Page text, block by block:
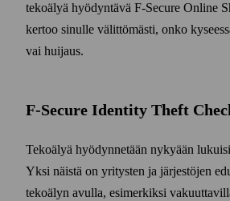
teko­älyä hyödyntävä F‑Secure Online
kertoo sinulle välittömästi, onko
vai huijaus.
F-Secure Identity Theft
Tekoälyä hyödynnetään nykyään
Yksi näistä on yritysten ja järjestöjen
teko­älyn avulla, esi­merkiksi